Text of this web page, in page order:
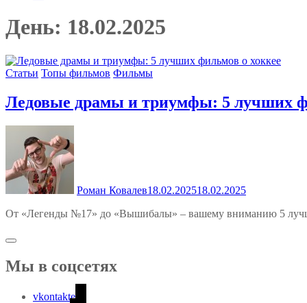
День: 18.02.2025
Статьи Топы фильмов Фильмы
Ледовые драмы и триумфы: 5 лучших
Роман Ковалев18.02.202518.02.2025
От «Легенды №17» до «Вышибалы» – вашему вниманию 5
Мы в соцсетях
vkontakte